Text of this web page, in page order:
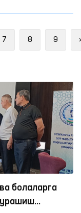
7 8 9
болаларга